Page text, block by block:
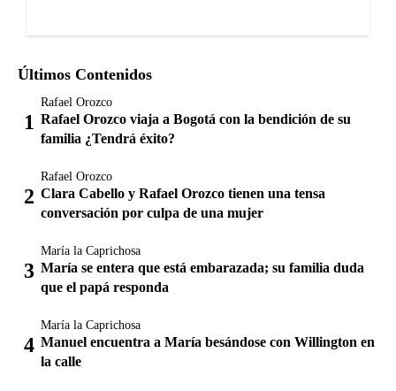
Últimos Contenidos
Rafael Orozco
Rafael Orozco viaja a Bogotá con la bendición de su
familia ¿Tendrá éxito?
Rafael Orozco
Clara Cabello y Rafael Orozco tienen una tensa
conversación por culpa de una mujer
María la Caprichosa
María se entera que está embarazada; su familia duda
que el papá responda
María la Caprichosa
Manuel encuentra a María besándose con Willington en
la calle